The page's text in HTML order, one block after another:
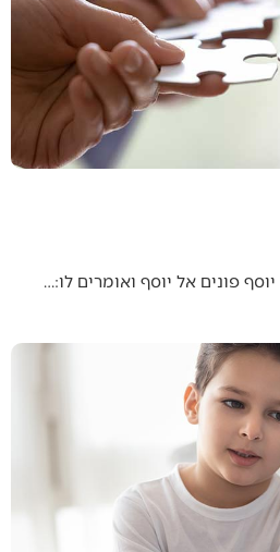
פונים אל יוסף ואומרים לו:…